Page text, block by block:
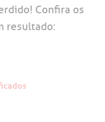
Confira os
resultado: